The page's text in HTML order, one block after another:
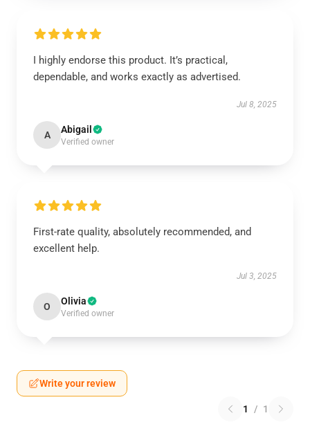
I highly endorse this product. It’s practical,
dependable, and works exactly as advertised.
Jul 8, 2025
A Abigail
Verified owner
First-rate quality, absolutely recommended, and
excellent help.
Jul 3, 2025
O Olivia
Verified owner
Write your review
1 / 1